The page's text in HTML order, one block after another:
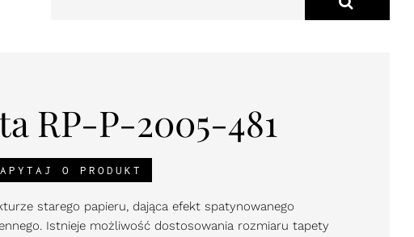
RP-P-2005-481
O PRODUKT
starego papieru, dająca efekt spatynowanego
Istnieje możliwość dostosowania rozmiaru tapety